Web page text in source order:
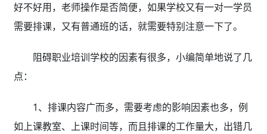
好不好用，老师操作是否简便，如果学校又有一对一学员
需要排课，又有普通班的话，就需要特别注意一下了。
阻碍职业培训学校的因素有很多，小编简单地说了几
点：
1、排课内容广而多，需要考虑的影响因素也多，例
如上课教室、上课时间等，而且排课的工作量大，出错几